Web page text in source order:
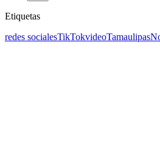
Etiquetas
redes socialesTikTokvideoTamaulipas